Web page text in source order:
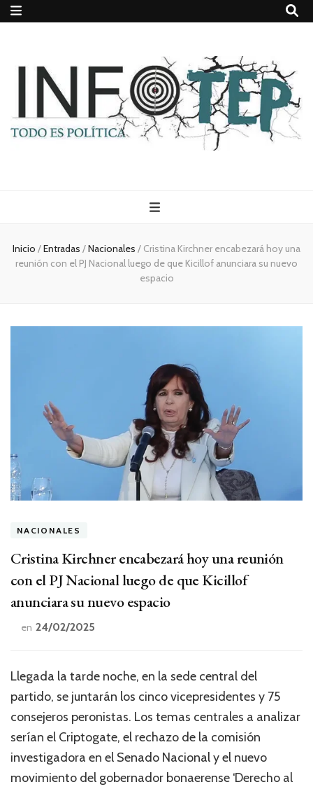
Todo es
(rosca)
política
Inicio /Entradas /Nacionales / Cristina Kirchner encabezará hoy una
reunión con el PJ Nacional luego de que Kicillof anunciara su nuevo
espacio
NACIONALES
Cristina Kirchner encabezará hoy una reunión
con el PJ Nacional luego de que Kicillof
anunciara su nuevo espacio
en 24/02/2025
Llegada la tarde noche, en la sede central del
partido, se juntarán los cinco vicepresidentes y 75
consejeros peronistas. Los temas centrales a analizar
serían el Criptogate, el rechazo de la comisión
investigadora en el Senado Nacional y el nuevo
movimiento del gobernador bonaerense ‘Derecho al